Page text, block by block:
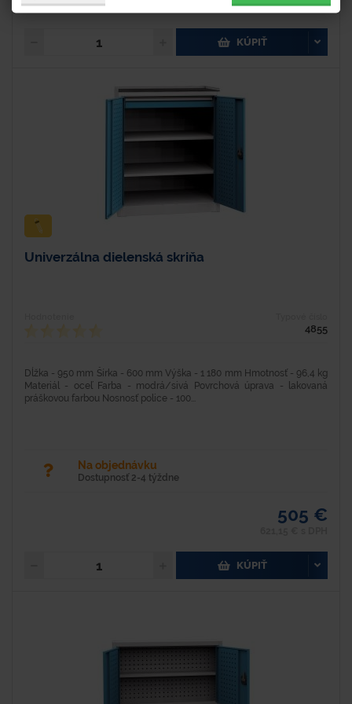
442,80 € s DPH
KÚPIŤ
Univerzálna dielenská skriňa
4855
Dĺžka - 950 mm Šírka - 600 mm Výška - 1 180 mm Hmotnosť - 96,4 kg
Materiál - oceľ Farba - modrá/sivá Povrchová úprava - lakovaná
práškovou farbou Nosnosť police - 100...
Na objednávku
Dostupnosť 2-4 týždne
505 €
KÚPIŤ